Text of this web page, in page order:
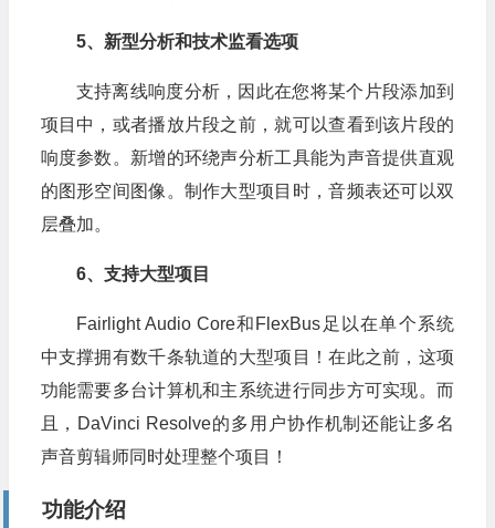
5、新型分析和技术监看选项
支持离线响度分析，因此在您将某个片段添加到
项目中，或者播放片段之前，就可以查看到该片段的
响度参数。新增的环绕声分析工具能为声音提供直观
的图形空间图像。制作大型项目时，音频表还可以双
层叠加。
6、支持大型项目
Fairlight Audio Core和FlexBus足以在单个系统
中支撑拥有数千条轨道的大型项目！在此之前，这项
功能需要多台计算机和主系统进行同步方可实现。而
且，DaVinci Resolve的多用户协作机制还能让多名
声音剪辑师同时处理整个项目！
功能介绍